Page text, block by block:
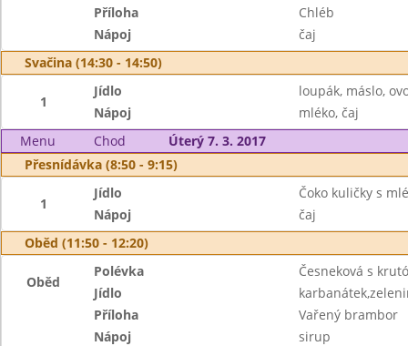
Příloha
Chléb
Nápoj
čaj
Svačina (14:30 - 14:50)
1
Jídlo
loupák, máslo,
Nápoj
mléko, čaj
Menu
Chod
Úterý 7. 3. 2017
Přesnídávka (8:50 - 9:15)
1
Jídlo
Čoko kuličky s
Nápoj
čaj
Oběd (11:50 - 12:20)
Oběd
Polévka
Česneková s
Jídlo
Příloha
Vařený brambor
Nápoj
sirup